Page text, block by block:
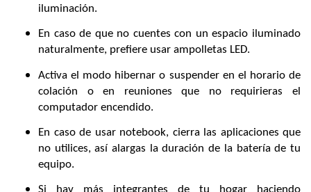
iluminación.
En caso de que no cuentes con un espacio iluminado
naturalmente, prefiere usar ampolletas LED.
Activa el modo hibernar o suspender en el horario de
colación o en reuniones que no requirieras el
computador encendido.
En caso de usar notebook, cierra las aplicaciones que
no utilices, así alargas la duración de la batería de tu
equipo.